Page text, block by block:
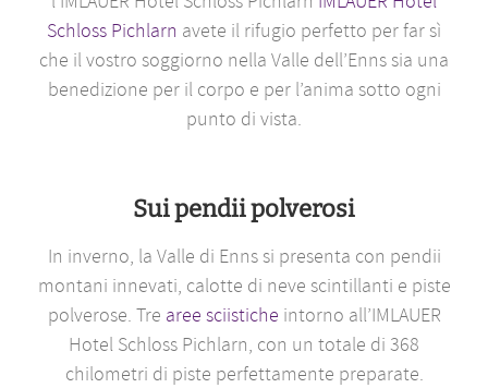
Schloss Pichlarn avete il rifugio perfetto per far sì
che il vostro soggiorno nella Valle dell’Enns sia una
benedizione per il corpo e per l’anima sotto ogni
punto di vista.
Sui pendii polverosi
In inverno, la Valle di Enns si presenta con pendii
montani innevati, calotte di neve scintillanti e piste
polverose. Tre aree sciistiche intorno all’IMLAUER
Hotel Schloss Pichlarn, con un totale di 368
chilometri di piste perfettamente preparate.